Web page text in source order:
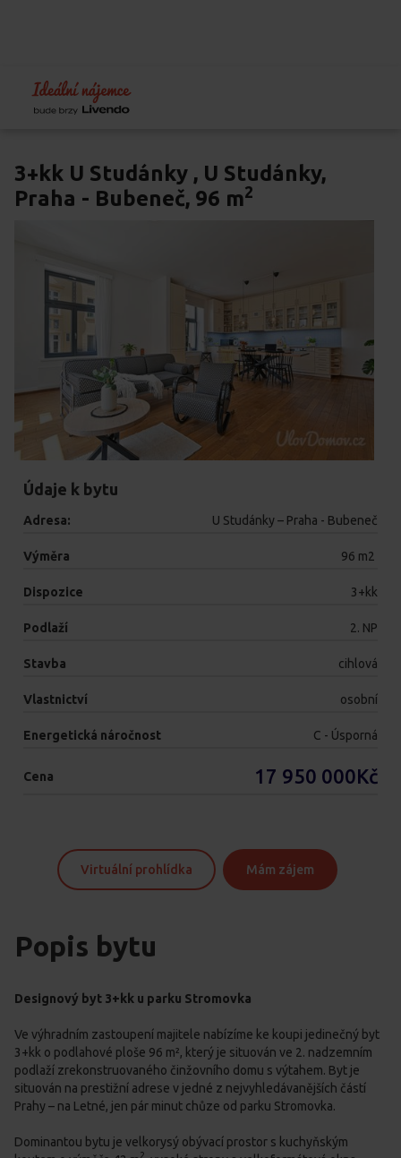
Home Profesionální prodej bytů
3+kk U Studánky , U Studánky,
Praha - Bubeneč, 96 m2
Údaje k bytu
Adresa: U Studánky– Praha - Bubeneč
Výměra 96 m2
Dispozice 3+kk
Podlaží 2. NP
Stavba cihlová
Vlastnictví osobní
Energetická náročnost C - Úsporná
Cena 17 950 000Kč
Virtuální prohlídka Mám zájem
Popis bytu
Designový byt 3+kk u parku Stromovka
Ve výhradním zastoupení majitele nabízíme ke koupi jedinečný byt
3+kk o podlahové ploše 96 m², který je situován ve 2. nadzemním
podlaží zrekonstruovaného činžovního domu s výtahem. Byt je
situován na prestižní adrese v jedné z nejvyhledávanějších částí
Prahy – na Letné, jen pár minut chůze od parku Stromovka.
Dominantou bytu je velkorysý obývací prostor s kuchyňským
2